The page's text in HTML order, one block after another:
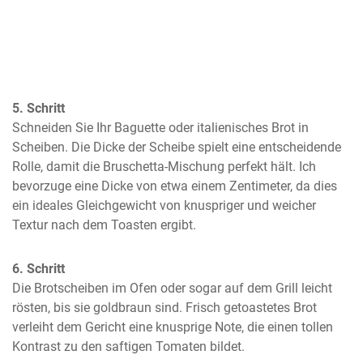
5. Schritt
Schneiden Sie Ihr Baguette oder italienisches Brot in
Scheiben. Die Dicke der Scheibe spielt eine entscheidende
Rolle, damit die Bruschetta-Mischung perfekt hält. Ich
bevorzuge eine Dicke von etwa einem Zentimeter, da dies
ein ideales Gleichgewicht von knuspriger und weicher
Textur nach dem Toasten ergibt.
6. Schritt
Die Brotscheiben im Ofen oder sogar auf dem Grill leicht
rösten, bis sie goldbraun sind. Frisch getoastetes Brot
verleiht dem Gericht eine knusprige Note, die einen tollen
Kontrast zu den saftigen Tomaten bildet.